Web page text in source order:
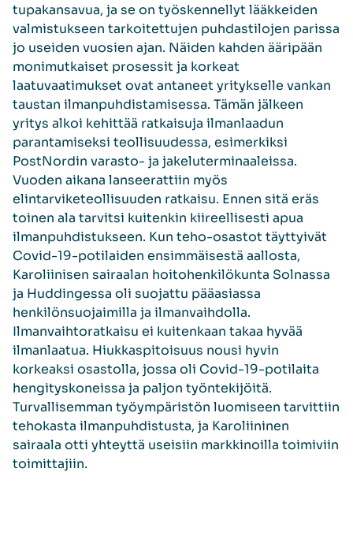
tupakansavua, ja se on työskennellyt lääkkeiden
valmistukseen tarkoitettujen puhdastilojen parissa
jo useiden vuosien ajan. Näiden kahden ääripään
monimutkaiset prosessit ja korkeat
laatuvaatimukset ovat antaneet yritykselle vankan
taustan ilmanpuhdistamisessa. Tämän jälkeen
yritys alkoi kehittää ratkaisuja ilmanlaadun
parantamiseksi teollisuudessa, esimerkiksi
PostNordin varasto- ja jakeluterminaaleissa.
Vuoden aikana lanseerattiin myös
elintarviketeollisuuden ratkaisu. Ennen sitä eräs
toinen ala tarvitsi kuitenkin kiireellisesti apua
ilmanpuhdistukseen. Kun teho-osastot täyttyivät
Covid-19-potilaiden ensimmäisestä aallosta,
Karoliinisen sairaalan hoitohenkilökunta Solnassa
ja Huddingessa oli suojattu pääasiassa
henkilönsuojaimilla ja ilmanvaihdolla.
Ilmanvaihtoratkaisu ei kuitenkaan takaa hyvää
ilmanlaatua. Hiukkaspitoisuus nousi hyvin
korkeaksi osastolla, jossa oli Covid-19-potilaita
hengityskoneissa ja paljon työntekijöitä.
Turvallisemman työympäristön luomiseen tarvittiin
tehokasta ilmanpuhdistusta, ja Karoliininen
sairaala otti yhteyttä useisiin markkinoilla toimiviin
toimittajiin.